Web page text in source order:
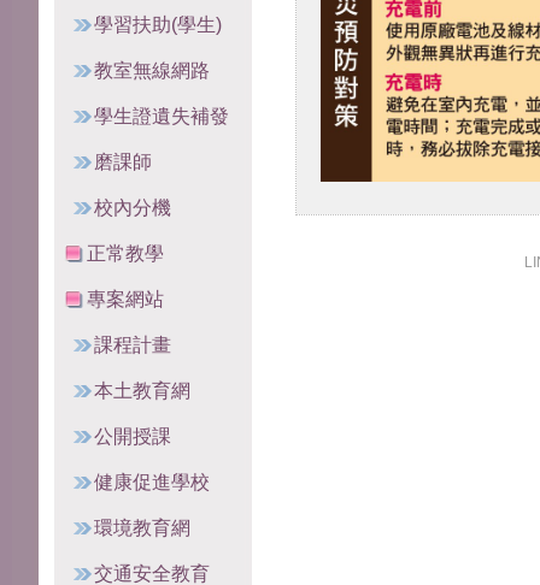
學習扶助(學生)
教室無線網路
學生證遺失補發
磨課師
校內分機
正常教學
專案網站
課程計畫
本土教育網
公開授課
健康促進學校
環境教育網
交通安全教育